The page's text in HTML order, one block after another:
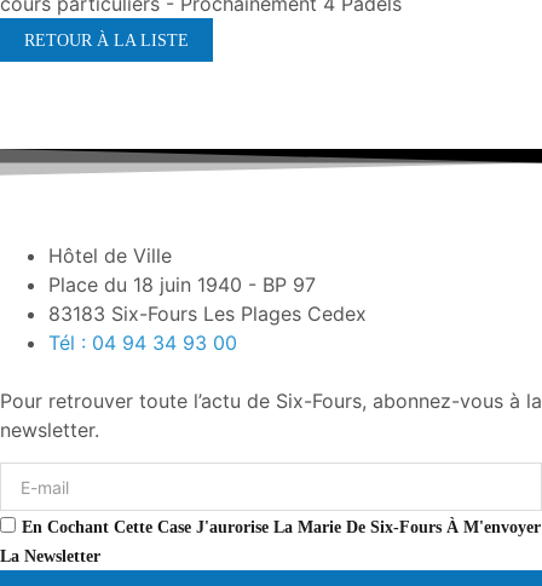
RETOUR À LA LISTE
Hôtel de Ville
Place du 18 juin 1940 - BP 97
83183 Six-Fours Les Plages Cedex
Tél : 04 94 34 93 00
Pour retrouver toute l’actu de Six-Fours, abonnez-vous à la
newsletter.
En Cochant Cette Case J'aurorise La Marie De Six-Fours À M'envoyer
La Newsletter